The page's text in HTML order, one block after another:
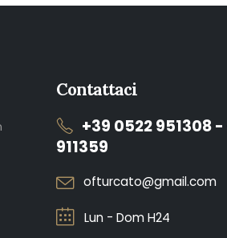
Contattaci
+39 0522 951308
911359
ofturcato@gmail.com
Lun - Dom H24